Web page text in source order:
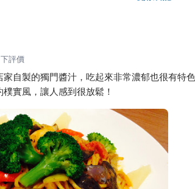
評價
自製的獨門醬汁，吃起來非常濃郁也很有特
實風，讓人感到很放鬆！